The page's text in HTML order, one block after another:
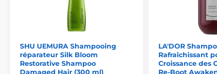
SHU UEMURA Shampooing
réparateur Silk Bloom
Restorative Shampoo
Damaged Hair (300 ml)
LA'DOR
Rafraîchissant
Croissance des
Re-Boot